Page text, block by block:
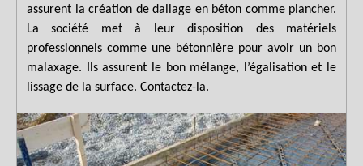
assurent la création de dallage en béton comme plancher.
La société met à leur disposition des matériels
professionnels comme une bétonnière pour avoir un bon
malaxage. Ils assurent le bon mélange, l’égalisation et le
lissage de la surface. Contactez-la.